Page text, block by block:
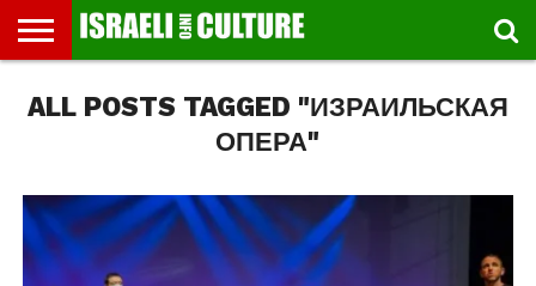
МУЗЕИ
СТРАНА
ФЕСТИВАЛЕЙ
ТЕАТР
КНИГИ.
ТЕКСТЫ
МУЗЫКА
РЕЛИГИЯ/
ИСТОРИЯ
ДВИЖЕНИЕ
ДЕТИ
ВЫХОДНОГО
МАРШРУТЫ
ПРОГУЛЬЩИКА
ВИДЕО-
РЕЧИ
ВПЕЧАТЛЕНИЯ
ВСТРЕЧИ
И
ИНТЕРВЬЮ
КИНО
TEL
AVIV
ALL POSTS TAGGED "ИЗРАИЛЬСКАЯ
ОПЕРА"